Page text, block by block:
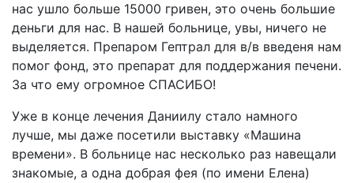
нас ушло больше 15000 гривен, это очень большие
деньги для нас. В нашей больнице, увы, ничего не
выделяется. Препаром Гептрал для в/в введеня нам
помог фонд, это препарат для поддержания печени.
За что ему огромное СПАСИБО!
Уже в конце лечения Даниилу стало намного
лучше, мы даже посетили выставку «Машина
времени». В больнице нас несколько раз навещали
знакомые, а одна добрая фея (по имени Елена)